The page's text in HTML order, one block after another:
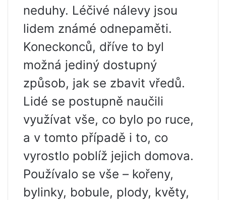
neduhy. Léčivé nálevy jsou
lidem známé odnepaměti.
Koneckonců, dříve to byl
možná jediný dostupný
způsob, jak se zbavit vředů.
Lidé se postupně naučili
využívat vše, co bylo po ruce,
a v tomto případě i to, co
vyrostlo poblíž jejich domova.
Používalo se vše – kořeny,
bylinky, bobule, plody, květy,